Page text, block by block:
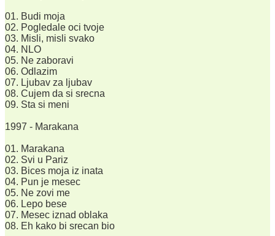
01. Budi moja
02. Pogledale oci tvoje
03. Misli, misli svako
04. NLO
05. Ne zaboravi
06. Odlazim
07. Ljubav za ljubav
08. Cujem da si srecna
09. Sta si meni
1997 - Marakana
01. Marakana
02. Svi u Pariz
03. Bices moja iz inata
04. Pun je mesec
05. Ne zovi me
06. Lepo bese
07. Mesec iznad oblaka
08. Eh kako bi srecan bio